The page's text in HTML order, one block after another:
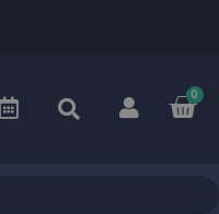
0